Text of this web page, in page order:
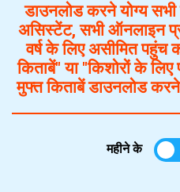
डाउनलोड करने योग्य सभी
असिस्टेंट, सभी ऑनलाइन
वर्ष के लिए असीमित
किताबें" या "किशोरों के
मुफ्त किताबें डाउनलोड
महीने के